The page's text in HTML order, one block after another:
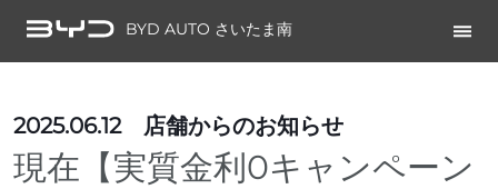
BYD AUTO さいたま南
2025.06.12 店舗からのお知らせ
現在【実質金利0キャンペーン